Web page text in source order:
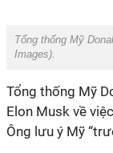
Tổng thống Mỹ
Images).
Tổng thống Mỹ
Elon Musk về
Ông lưu ý Mỹ